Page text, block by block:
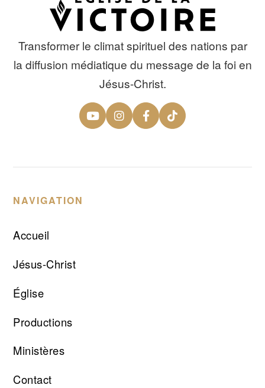
Transformer le climat spirituel des nations par
la diffusion médiatique du message de la foi en
Jésus-Christ.
NAVIGATION
Accueil
Jésus-Christ
Église
Productions
Ministères
Contact